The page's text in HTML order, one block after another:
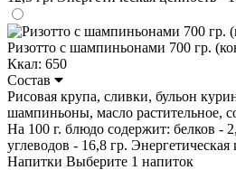
Ризотто с шампиньонами 700 гр.
Ккал: 650
Состав
Рисовая крупа, сливки, бульон
шампиньоны, масло растительное,
На 100 г. блюдо содержит: белков -
углеводов - 16,8 гр. Энергетическая
Напитки Выберите 1 напиток